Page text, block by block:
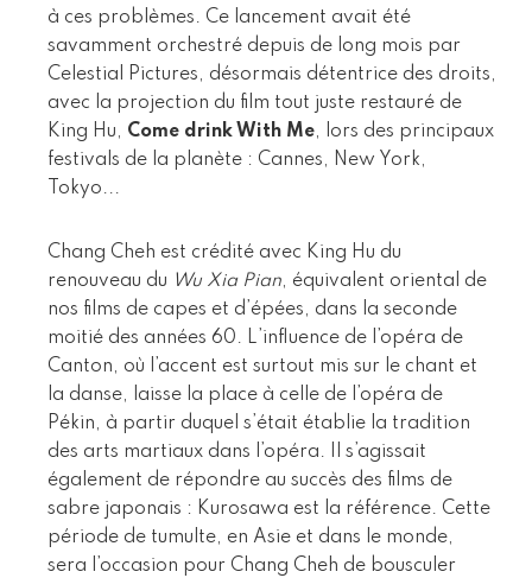
à ces problèmes. Ce lancement avait été
savamment orchestré depuis de long mois par
Celestial Pictures, désormais détentrice des droits,
avec la projection du film tout juste restauré de
King Hu, Come drink With Me, lors des principaux
festivals de la planète : Cannes, New York,
Tokyo...
Chang Cheh est crédité avec King Hu du
renouveau du Wu Xia Pian, équivalent oriental de
nos films de capes et d’épées, dans la seconde
moitié des années 60. L’influence de l’opéra de
Canton, où l’accent est surtout mis sur le chant et
la danse, laisse la place à celle de l’opéra de
Pékin, à partir duquel s’était établie la tradition
des arts martiaux dans l’opéra. Il s’agissait
également de répondre au succès des films de
sabre japonais : Kurosawa est la référence. Cette
période de tumulte, en Asie et dans le monde,
sera l’occasion pour Chang Cheh de bousculer